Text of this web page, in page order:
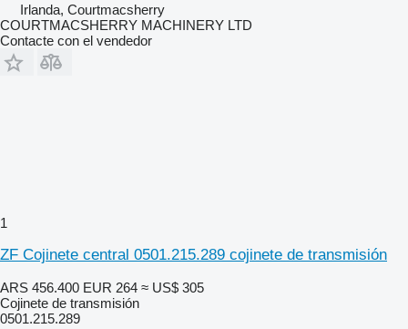
Irlanda, Courtmacsherry
COURTMACSHERRY MACHINERY LTD
Contacte con el vendedor
1
ZF Cojinete central 0501.215.289 cojinete de transmisión
ARS 456.400 EUR 264 ≈ US$ 305
Cojinete de transmisión
0501.215.289